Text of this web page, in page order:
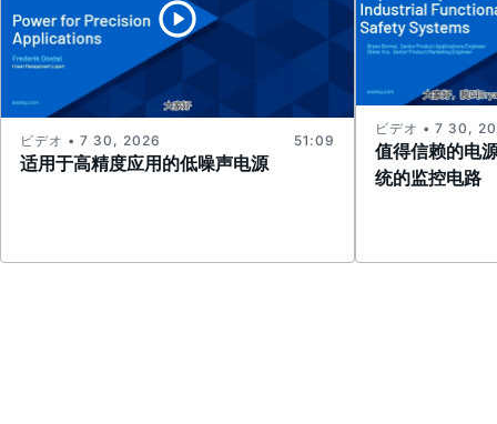
适用于高精度应用的低噪声电源
ビデオ • 7 30, 2026 51:09
值得信赖的电
统的监控电路
ビデオ • 7 30,